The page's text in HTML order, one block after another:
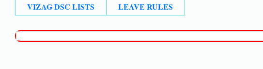
VIZAG DSC LISTS
LEAVE RULES